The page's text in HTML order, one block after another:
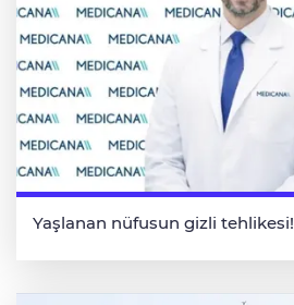
Yaşlanan nüfusun gizli tehlikesi!